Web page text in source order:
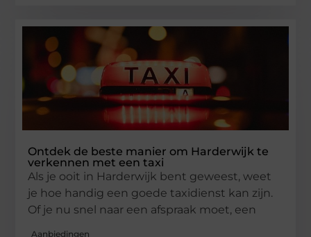
Ontdek de beste manier om Harderwijk te
verkennen met een taxi
Als je ooit in Harderwijk bent geweest, weet
je hoe handig een goede taxidienst kan zijn.
Of je nu snel naar een afspraak moet, een
Aanbiedingen